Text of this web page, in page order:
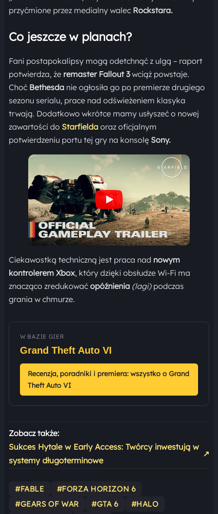
przyćmione przez medialny walec Rockstara.
Co jeszcze w planach?
Fani postapokalipsy mogą odetchnąć z ulgą – raport
potwierdza, że remaster Fallout 3wciąż powstaje.
Choć Bethesdanie ogłosiła go po premierze drugiego
sezonu serialu, prace nad odświeżeniem klasyka
trwają. Dodatkowo wkrótce mamy usłyszeć o nowej
zawartości do Starfieldaoraz oficjalnym
potwierdzeniu portu tej gry na konsolę Sony.
Ciekawostką techniczną jest praca nad nowym
kontrolerem Xbox, który dzięki obsłudze Wi-Fi ma
znacząco zredukować opóźnienia (lagi) podczas
grania w chmurze.
W BAZIE GIER
Grand Theft Auto VI
Recenzja, poradniki i premiera: wszystko o Grand
Theft Auto VI
Zobacz także:
Sukces Hytale w Early Access: Twórcy inwestują w
systemy długoterminowe
↗
#FABLE
#FORZA HORIZON 6
#GEARS OF WAR
#GTA 6
#HALO